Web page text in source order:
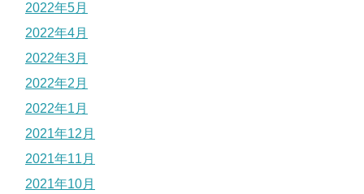
2022年5月
2022年4月
2022年3月
2022年2月
2022年1月
2021年12月
2021年11月
2021年10月